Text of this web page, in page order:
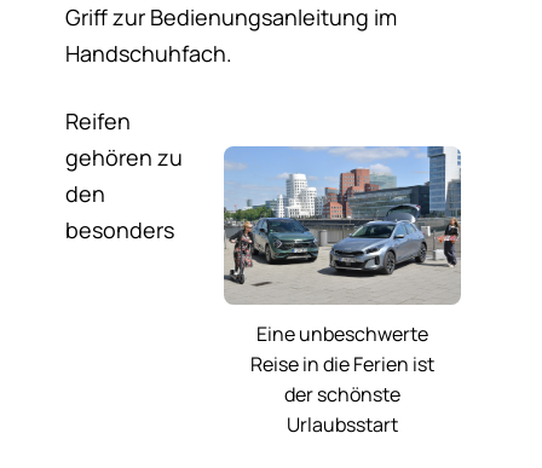
Griff zur Bedienungsanleitung im
Handschuhfach.
Eine unbeschwerte
Reise in die Ferien ist
der schönste
Urlaubsstart
Reifen
gehören zu
den
besonders